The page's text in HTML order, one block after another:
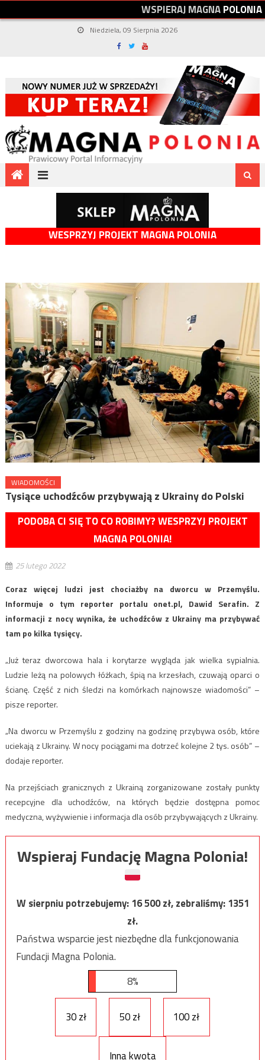
WSPIERAJMAGNAPOLONIA
Niedziela, 09 Sierpnia 2026
WESPRZYJ PROJEKT MAGNA POLONIA
WIADOMOŚCI
Tysiące uchodźców przybywają z Ukrainy do Polski
PODOBA CI SIĘ TO CO ROBIMY? WESPRZYJ PROJEKT
MAGNA POLONIA!
25 lutego 2022
Coraz więcej ludzi jest chociażby na dworcu w Przemyślu.
Informuje o tym reporter portalu onet.pl, Dawid Serafin. Z
informacji z nocy wynika, że uchodźców z Ukrainy ma przybywać
tam po kilka tysięcy.
„Już teraz dworcowa hala i korytarze wygląda jak wielka sypialnia.
Ludzie leżą na polowych łóżkach, śpią na krzesłach, czuwają oparci o
ścianę. Część z nich śledzi na komórkach najnowsze wiadomości” –
pisze reporter.
„Na dworcu w Przemyślu z godziny na godzinę przybywa osób, które
uciekają z Ukrainy. W nocy pociągami ma dotrzeć kolejne 2 tys. osób” –
dodaje reporter.
Na przejściach granicznych z Ukrainą zorganizowane zostały punkty
recepcyjne dla uchodźców, na których będzie dostępna pomoc
medyczna, wyżywienie i informacja dla osób przybywających z Ukrainy.
Wspieraj Fundację Magna Polonia!
W sierpniu potrzebujemy:16 500zł, zebraliśmy:1351
zł.
Państwa wsparcie jest niezbędne dla funkcjonowania
Fundacji Magna Polonia.
8%
30 zł 50 zł 100 zł
Inna kwota